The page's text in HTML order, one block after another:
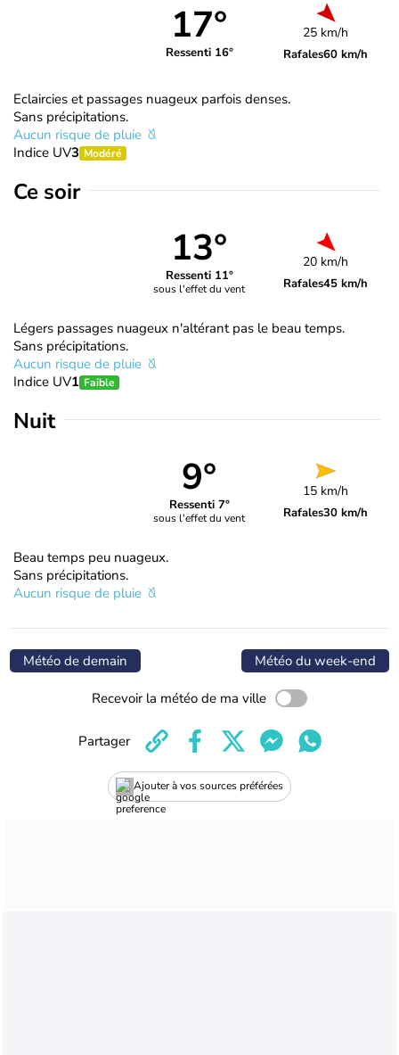
17°
Ressenti 16°
25 km/h
Rafales60 km/h
Eclaircies et passages nuageux parfois denses.
Sans précipitations.
Aucun risque de pluie
Indice UV3 Modéré
Ce soir
13°
Ressenti 11°
sous l'effet du vent
20 km/h
Rafales45 km/h
Légers passages nuageux n'altérant pas le beau temps.
Sans précipitations.
Aucun risque de pluie
Indice UV1 Faible
Nuit
9°
Ressenti 7°
sous l'effet du vent
15 km/h
Rafales30 km/h
Beau temps peu nuageux.
Sans précipitations.
Aucun risque de pluie
Météo de demain Météo du week-end
Recevoir la météo de ma ville
Ajouter à vos sources préférées
Partager